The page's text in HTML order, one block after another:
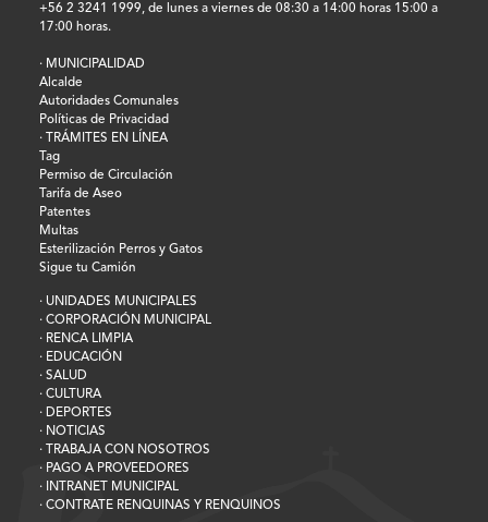
+56 2 3241 1999, de lunes a viernes de 08:30 a 14:00 horas 15:00 a
17:00 horas.
· MUNICIPALIDAD
Alcalde
Autoridades Comunales
Políticas de Privacidad
· TRÁMITES EN LÍNEA
Tag
Permiso de Circulación
Tarifa de Aseo
Patentes
Multas
Esterilización Perros y Gatos
Sigue tu Camión
· UNIDADES MUNICIPALES
· CORPORACIÓN MUNICIPAL
· RENCA LIMPIA
· EDUCACIÓN
· SALUD
· CULTURA
· DEPORTES
· NOTICIAS
· TRABAJA CON NOSOTROS
· PAGO A PROVEEDORES
· INTRANET MUNICIPAL
· CONTRATE RENQUINAS Y RENQUINOS